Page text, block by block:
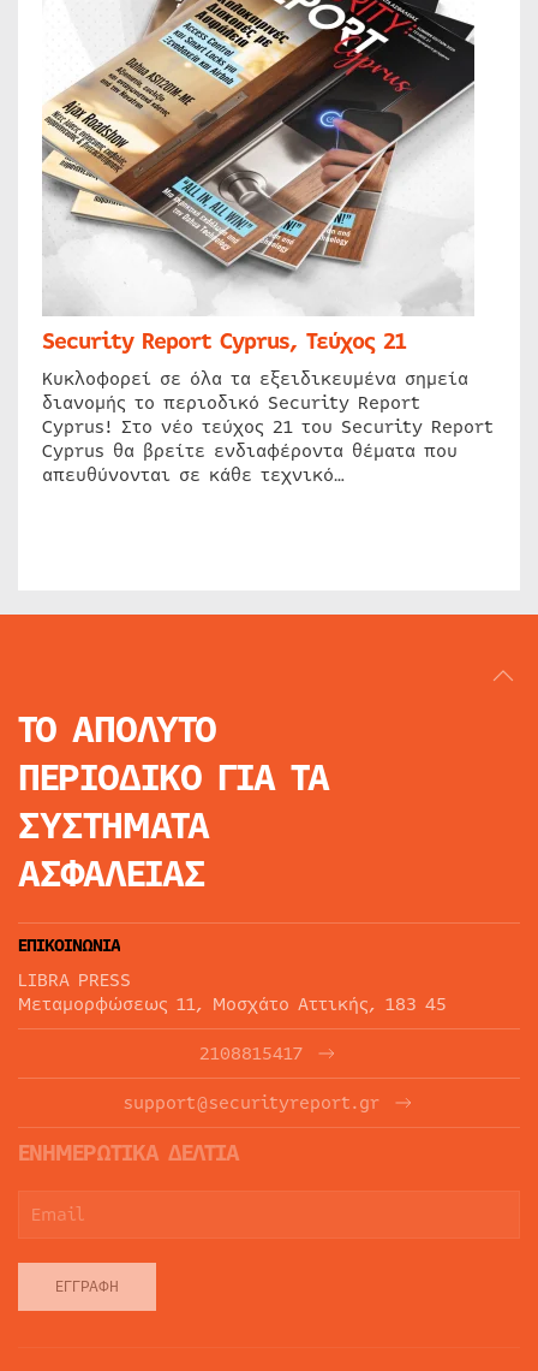
Security Report Cyprus, Τεύχος 21
Κυκλοφορεί σε όλα τα εξειδικευμένα σημεία
διανομής το περιοδικό Security Report
Cyprus! Στο νέο τεύχος 21 του Security Report
Cyprus θα βρείτε ενδιαφέροντα θέματα που
απευθύνονται σε κάθε τεχνικό…
ΤΟ ΑΠΟΛΥΤΟ
ΠΕΡΙΟΔΙΚΟ ΓΙΑ ΤΑ
ΣΥΣΤΗΜΑΤΑ
ΑΣΦΑΛΕΙΑΣ
ΕΠΙΚΟΙΝΩΝΙΑ
LIBRA PRESS
Μεταμορφώσεως 11, Μοσχάτο Αττικής, 183 45
2108815417
support@securityreport.gr
ΕΝΗΜΕΡΩΤΙΚΑ ΔΕΛΤΙΑ
ΕΓΓΡΑΦΉ